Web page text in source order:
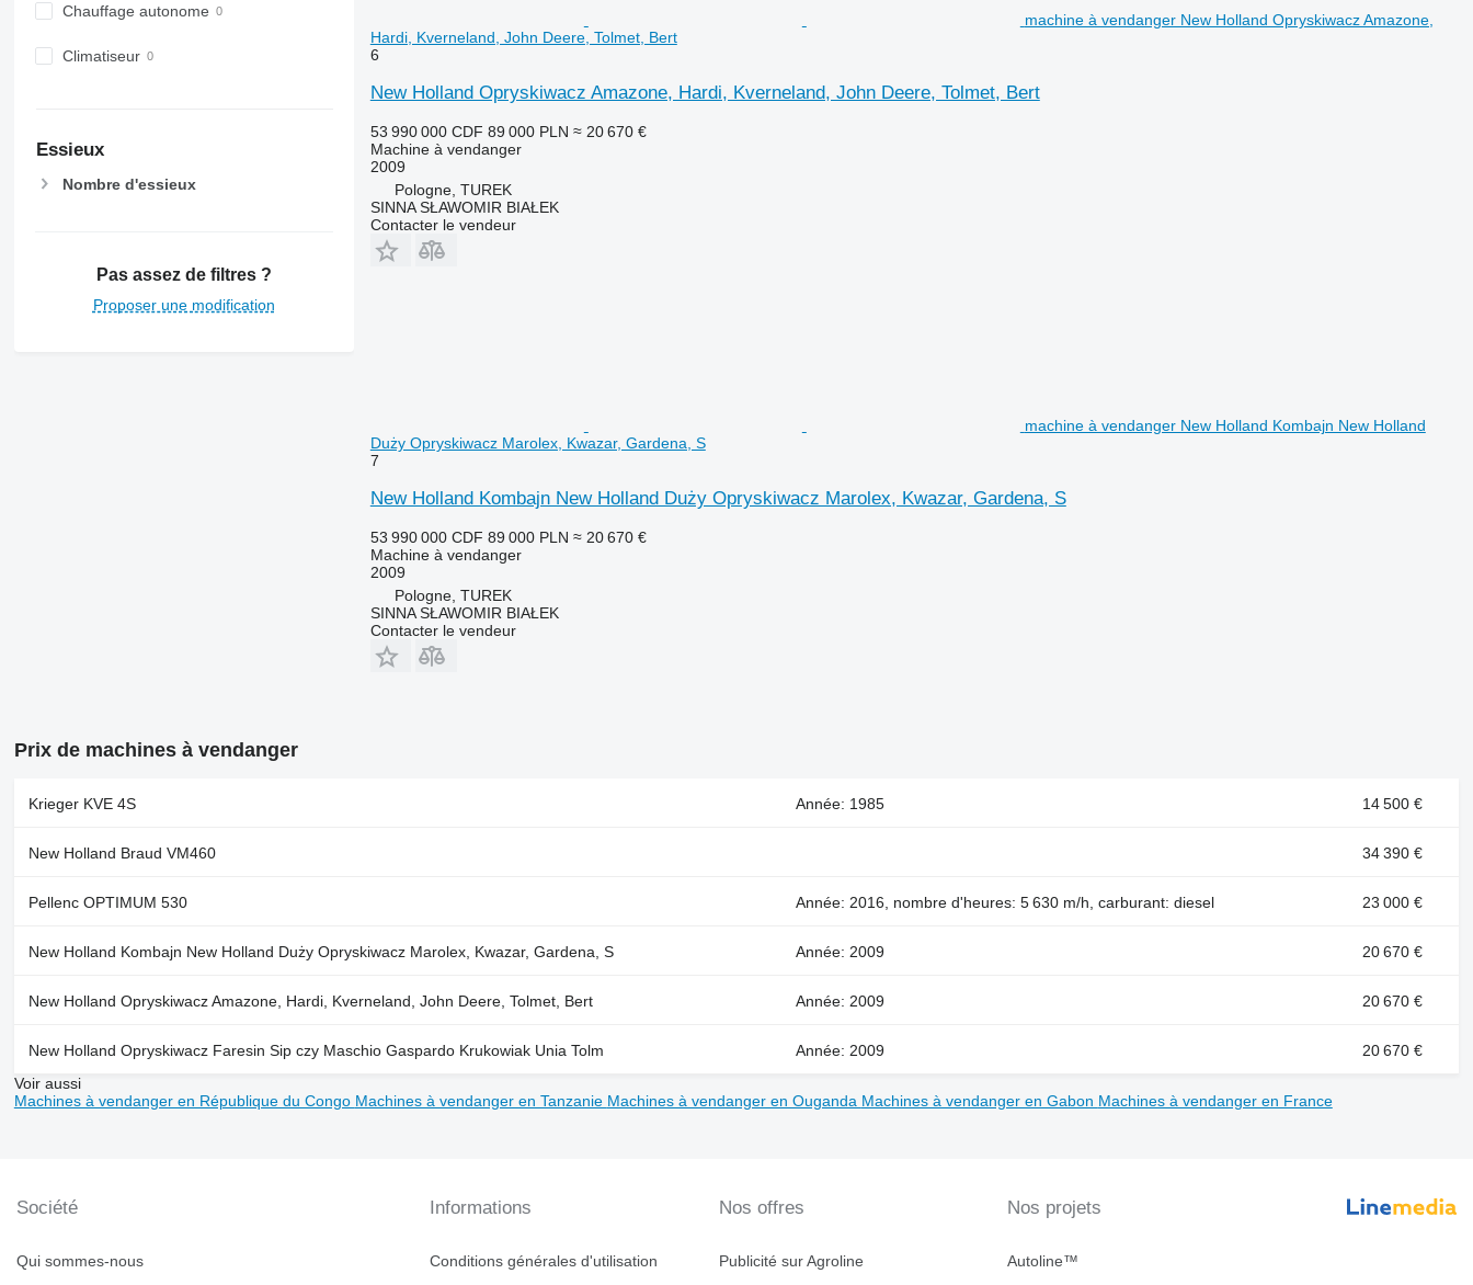
Chauffage autonome
Climatiseur
Essieux
Nombre d'essieux
Pas assez de filtres ?
Proposer une modification
machine à vendanger New Holland Opryskiwacz Amazone,
Hardi, Kverneland, John Deere, Tolmet, Bert
6
New Holland Opryskiwacz Amazone, Hardi, Kverneland, John Deere, Tolmet, Bert
53 990 000 CDF 89 000 PLN ≈ 20 670 €
Machine à vendanger
2009
Pologne, TUREK
SINNA SŁAWOMIR BIAŁEK
Contacter le vendeur
machine à vendanger New Holland Kombajn New Holland
Duży Opryskiwacz Marolex, Kwazar, Gardena, S
7
New Holland Kombajn New Holland Duży Opryskiwacz Marolex, Kwazar, Gardena, S
53 990 000 CDF 89 000 PLN ≈ 20 670 €
Machine à vendanger
2009
Pologne, TUREK
SINNA SŁAWOMIR BIAŁEK
Contacter le vendeur
Prix de machines à vendanger
Krieger KVE 4S Année: 1985 14 500 €
New Holland Braud VM460 34 390 €
Pellenc OPTIMUM 530 Année: 2016, nombre d'heures: 5 630 m/h, carburant: diesel 23 000 €
New Holland Kombajn New Holland Duży Opryskiwacz Marolex, Kwazar, Gardena, S Année: 2009 20 670 €
New Holland Opryskiwacz Amazone, Hardi, Kverneland, John Deere, Tolmet, Bert Année: 2009 20 670 €
New Holland Opryskiwacz Faresin Sip czy Maschio Gaspardo Krukowiak Unia Tolm Année: 2009
20 670 €
Voir aussi
Machines à vendanger en République du Congo Machines à vendanger en Tanzanie Machines à vendanger en Ouganda Machines à vendanger en Gabon Machines à vendanger en France
Société
Qui sommes-nous
Informations
Conditions générales d'utilisation
Nos offres
Publicité sur Agroline
Nos projets
Autoline™